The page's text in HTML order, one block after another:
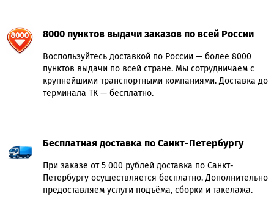
8000 пунктов выдачи заказов по всей России
Воспользуйтесь доставкой по России — более 8000
пунктов выдачи по всей стране. Мы сотрудничаем с
крупнейшими транспортными компаниями. Доставка до
терминала ТК — бесплатно.
Бесплатная доставка по Санкт-Петербургу
При заказе от 5 000 рублей доставка по Санкт-
Петербургу осуществляется бесплатно. Дополнительно
предоставляем услуги подъёма, сборки и такелажа.